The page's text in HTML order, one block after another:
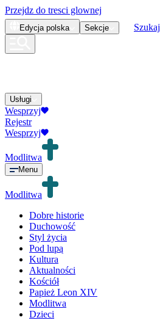
Przejdz do tresci glownej
Edycja polska Sekcje Szukaj
Usługi
Wesprzyj
Rejestr
Wesprzyj
Modlitwa
Menu
Modlitwa
Dobre historie
Duchowość
Styl życia
Pod lupą
Kultura
Aktualności
Kościół
Papież Leon XIV
Modlitwa
Dzieci